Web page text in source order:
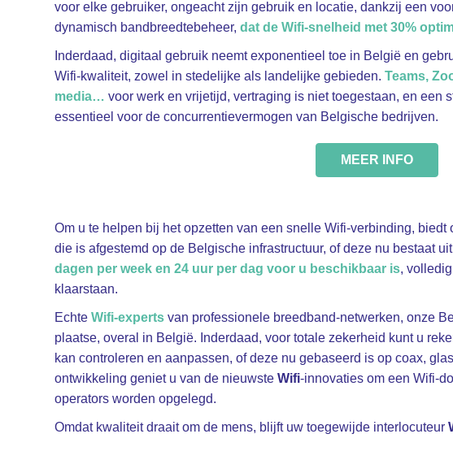
voor elke gebruiker, ongeacht zijn gebruik en locatie, dankzij een
dynamisch bandbreedtebeheer, dat de Wifi-snelheid met 30%
Inderdaad, digitaal gebruik neemt exponentieel toe in België en
Wifi-kwaliteit, zowel in stedelijke als landelijke gebieden. Teams,
media… voor werk en vrijetijd, vertraging is niet toegestaan, en een
essentieel voor de concurrentievermogen van Belgische bedrijven.
MEER INFO
Om u te helpen bij het opzetten van een snelle Wifi-verbinding,
die is afgestemd op de Belgische infrastructuur, of deze nu bestaat
dagen per week en 24 uur per dag voor u beschikbaar is,
klaarstaan.
Echte Wifi-experts van professionele breedband-netwerken, onze
plaatse, overal in België. Inderdaad, voor totale zekerheid kunt u
kan controleren en aanpassen, of deze nu gebaseerd is op coax,
ontwikkeling geniet u van de nieuwste Wifi-innovaties om een Wifi-
operators worden opgelegd.
Omdat kwaliteit draait om de mens, blijft uw toegewijde interlocuteur